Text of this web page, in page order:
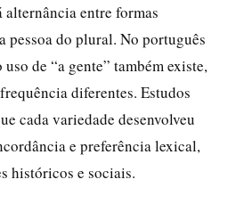
entre formas
pessoa do plural. No português
de “a gente” também existe,
diferentes. Estudos
cada variedade desenvolveu
e preferência lexical,
históricos e sociais.